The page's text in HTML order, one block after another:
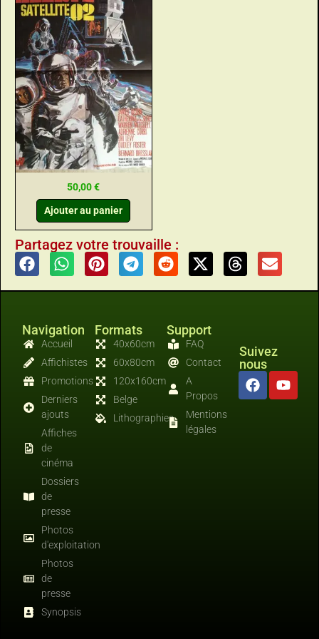
50,00€
Ajouter au panier
Partagez votre trouvaille :
Navigation
Accueil
Affichistes
Promotions
Derniers
ajouts
Affiches
de
cinéma
Dossiers
de
presse
Photos
d'exploitation
Photos
de
presse
Synopsis
Formats
40x60cm
60x80cm
120x160cm
Belge
Lithographies
Support
FAQ
Contact
A
Propos
Mentions
légales
Suivez
nous